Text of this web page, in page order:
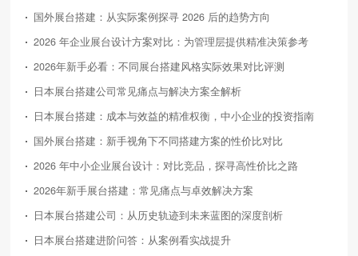
国外展台搭建：从实际案例探寻 2026 后的趋势方向
2026 年企业展台设计方案对比：为管理层提供精准决策参考
2026年新手必看：不同展台搭建风格实际效果对比评测
日本展台搭建公司常见痛点与解决方案全解析
日本展台搭建：成本与效益的精准权衡，中小企业的投资指南
国外展台搭建：新手视角下不同搭建方案的性价比对比
2026 年中小企业展台设计：对比竞品，探寻高性价比之路
2026年新手展台搭建：常见痛点与卓效解决方案
日本展台搭建公司：从历史轨迹到未来蓝图的深度剖析
日本展台搭建进阶问答：从案例看实战提升